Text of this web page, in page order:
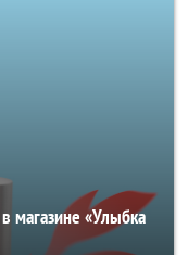
магазине «Улыбка